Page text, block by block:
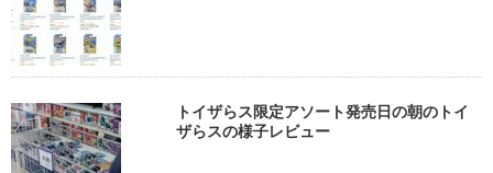
トイザらス限定アソート発売日の朝のトイ
ザらスの様子レビュー